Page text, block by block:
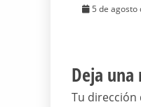
5 de agosto
Deja una
Tu dirección